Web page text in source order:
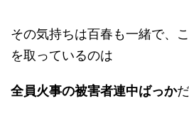
その気持ちは百春も一緒で、
を取っているのは
全員火事の被害者連中ばっか